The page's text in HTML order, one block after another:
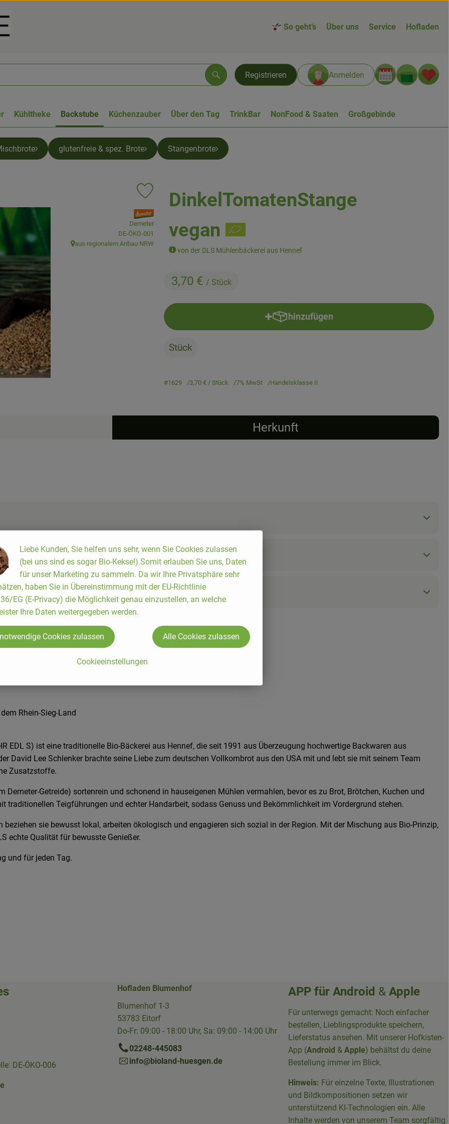
So geht’s Über uns Service Hofladen
Registrieren Anmelden
Suchen
Kühltheke Backstube Küchenzauber Über den Tag TrinkBar NonFood & Saaten Großgebinde
glutenfreie & spez. Brote Stangenbrote
DinkelTomatenStange
vegan
von der DLS Mühlenbäckerei aus Hennef
3,70 € / Stück
Produkt zu Favouriten hinzufügen
, Verband:
Demeter
, Kontrollstelle:
DE-ÖKO-001
, Herkunft:
aus regionalem Anbau NRW
hinzufügen
Produkt zum Warenkorb hinzufügen
Stück
#1629 3,70 € / Stück 7% MwSt Handelsklasse II
Herkunft
Rhein-Sieg-Land
EDL S) ist eine traditionelle Bio-Bäckerei aus Hennef, die seit 1991 aus Überzeugung hochwertige Backwaren aus
David Lee Schlenker brachte seine Liebe zum deutschen Vollkornbrot aus den USA mit und lebt sie mit seinem Team
Zusatzstoffe.
Demeter-Getreide) sortenrein und schonend in hauseigenen Mühlen vermahlen, bevor es zu Brot, Brötchen, Kuchen und
traditionellen Teigführungen und echter Handarbeit, sodass Genuss und Bekömmlichkeit im Vordergrund stehen.
sie bewusst lokal, arbeiten ökologisch und engagieren sich sozial in der Region. Mit der Mischung aus Bio-Prinzip,
echte Qualität für bewusste Genießer.
und für jeden Tag.
DE-ÖKO-006
Link zu https://www.facebook.com/p/Die-Hofkiste-Rhein-Sieg-Kreis-100094715007395/
Hofladen Blumenhof
Blumenhof 1-3
53783 Eitorf
Do-Fr: 09:00 - 18:00 Uhr, Sa: 09:00 - 14:00 Uhr
02248-445083
info@bioland-huesgen.de
APP für Android & Apple
Für unterwegs gemacht: Noch einfacher
bestellen, Lieblingsprodukte speichern,
Lieferstatus ansehen. Mit unserer Hofkisten-
App (Android & Apple) behältst du deine
Bestellung immer im Blick.
Hinweis: Für einzelne Texte, Illustrationen
und Bildkompositionen setzen wir
unterstützend KI-Technologien ein. Alle
Inhalte werden von unserem Team sorgfältig
Liebe Kunden, Sie helfen uns sehr, wenn Sie Cookies zulassen
(bei uns sind es sogar Bio-Kekse!).Somit erlauben Sie uns, Daten
für unser Marketing zu sammeln. Da wir Ihre Privatsphäre sehr
haben Sie in Übereinstimmung mit der EU-Richtlinie
EG (E-Privacy) die Möglichkeit genau einzustellen, an welche
Ihre Daten weitergegeben werden.
Cookieeinstellungen
Cookies zulassen Alle Cookies zulassen